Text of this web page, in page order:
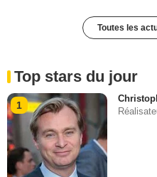
Toutes les
Top stars du jour
1